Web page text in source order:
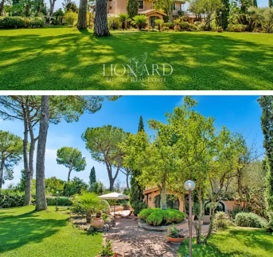
التقليدي.
خُصصت غرفة كاملة للبلياردو،بجدرانها المكسوة
بألواح خشبية وأرضياتها المصنوعة من الطين العتيق،
مما يُضفي عليها أجواء نادٍ خاص من زمنٍ مضى. وتُكمل
أفران الحطب ومساحات الترفيه المخصصة مرافق
التواصل الاجتماعي، موزعة بين الغرف الداخلية
والمناطق الخارجية المجهزة. كما يضم الطابقصالة
رياضيةمجهزة بأحدث معدات اللياقة البدنية الاحترافية.
تتمتع منطقة النوم بإمكانية الوصول إلى الشرفة
البانورامية، بينما تتميز غرف النوم في هذا الطابق
بديكورات عالية الجودة ونوافذ كبيرة تطل على
الحديقة. يوفرالملحقان المستقلانغرف نوم إضافية،
وغرف معيشة مزودة بمدافئ، ومطابخ مجهزة
بالكامل، ومساحات خارجية خاصة مع عريشة تضمن